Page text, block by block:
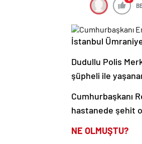
İstanbul
Dudullu Polis
şüpheli ile
Cumhurbaşkanı
hastanede şehit
NE OLMUŞTU?